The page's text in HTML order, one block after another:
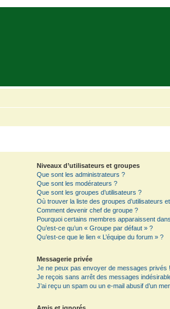
Niveaux d’utilisateurs et groupes
Que sont les administrateurs ?
Que sont les modérateurs ?
Que sont les groupes d’utilisateurs ?
Où trouver la liste des groupes d’utilisateurs
Comment devenir chef de groupe ?
Pourquoi certains membres apparaissent
Qu’est-ce qu’un « Groupe par défaut » ?
Qu’est-ce que le lien « L’équipe du forum » ?
Messagerie privée
Je ne peux pas envoyer de messages privés !
Je reçois sans arrêt des messages
J’ai reçu un spam ou un e-mail abusif d’un